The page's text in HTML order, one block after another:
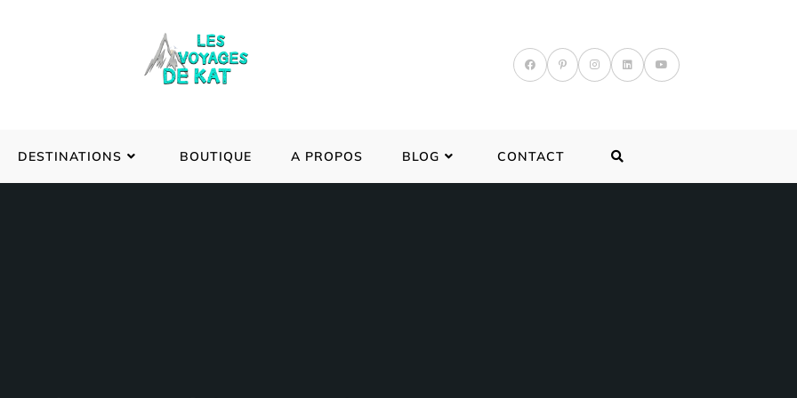
DESTINATIONS BOUTIQUE A PROPOS BLOG CONTACT TOGGLE